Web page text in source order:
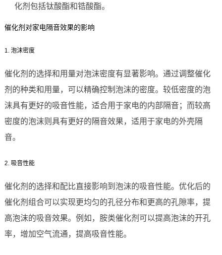
化剂包括钛酸酯和锆酸酯。
催化剂对家电隔音效果的影响
1. 泡沫密度
催化剂的选择和用量对泡沫密度有显著影响。通过调整催化
剂的种类和用量，可以精确控制泡沫的密度。较低密度的泡
沫具有更好的吸音性能，适合用于家电的内部隔音；而较高
密度的泡沫则具有更好的隔音效果，适用于家电的外壳隔
音。
2. 吸音性能
催化剂的选择和配比直接影响到泡沫的吸音性能。优化后的
催化剂组合可以实现更均匀的孔径分布和更高的孔隙率，提
高泡沫的吸音效果。例如，胺类催化剂可以提高泡沫的开孔
率，增加空气流通，提高吸音性能。